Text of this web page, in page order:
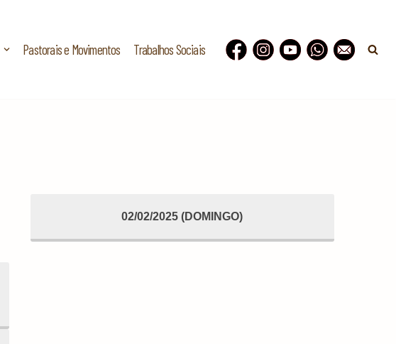
Pastorais e Movimentos Trabalhos Sociais
02/02/2025 (DOMINGO)